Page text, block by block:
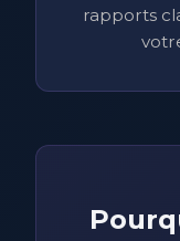
rapports